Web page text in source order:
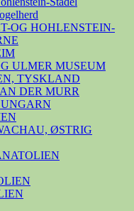
OG HOHLENSTEIN-
ULMER MUSEUM
TYSKLAND
DER MURR
ØSTRIG